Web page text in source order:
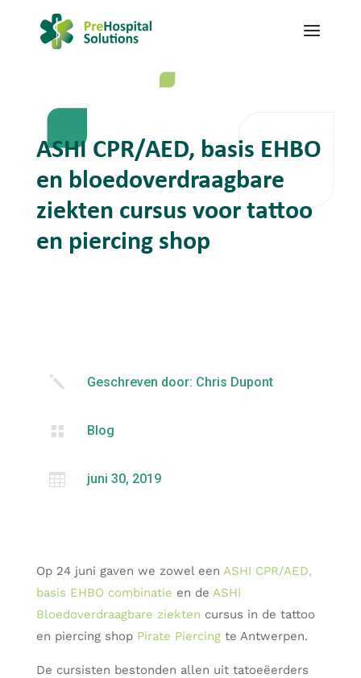
ASHI CPR/AED, basis EHBO
en bloedoverdraagbare
ziekten cursus voor tattoo
en piercing shop
j Geschreven door: Chris Dupont
 Blog
 juni 30, 2019
Op 24 juni gaven we zowel een ASHI CPR/AED,
basis EHBO combinatie en de ASHI
Bloedoverdraagbare ziekten cursus in de tattoo
en piercing shop Pirate Piercingte Antwerpen.
De cursisten bestonden allen uit tatoeëerders